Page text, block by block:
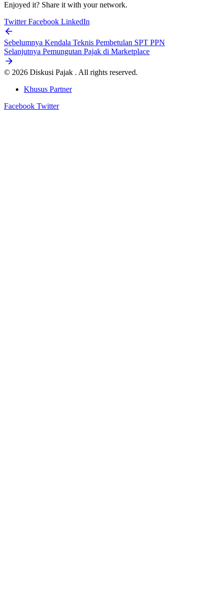
Enjoyed it? Share it with your network.
TwitterFacebook LinkedIn
Sebelumnya Kendala Teknis Pembetulan SPT PPN
Selanjutnya Pemungutan Pajak di Marketplace
© 2026 Diskusi Pajak . All rights reserved.
Khusus Partner
Facebook Twitter